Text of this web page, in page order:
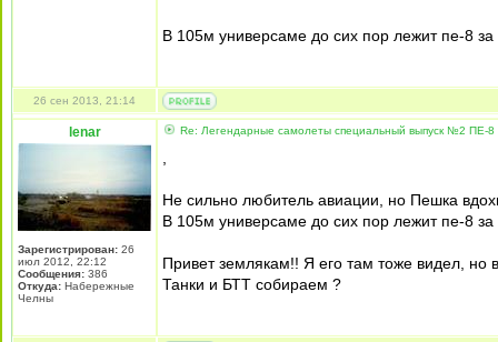
В 105м универсаме до сих пор лежит пе-8
26 сен 2013, 21:14
lenar
Зарегистрирован: 26
июл 2012, 22:12
Сообщения: 386
Откуда: Набережные
Челны
Re: Легендарные самолеты специальный выпуск №2 ПЕ-
Не сильно любитель авиации, но Пешка
В 105м универсаме до сих пор лежит пе-8
Привет землякам!! Я его там тоже видел, но
Танки и БТТ собираем ?